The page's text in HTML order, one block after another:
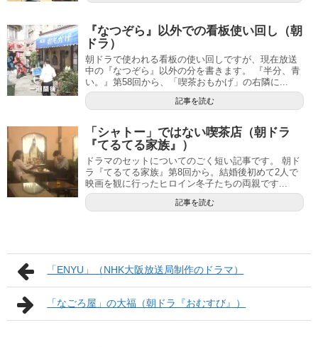
『なつぞら』以外での看板使い回し（朝
ドラ）
朝ドラで使われる看板の使い回しですが、現在放送
中の『なつぞら』以外の分を書きます。 『半分、青
い。』第58回から、「喫茶おもかげ」の右隣に...
記事を読む
「シャトー」ではない喫茶店（朝ドラ
『てるてる家族』）
ドラマのセットについてのごく短い記事です。 朝ド
ラ『てるてる家族』第8回から。結婚後初めて2人で
映画を観に行ったヒロイン冬子たちの両親です...
記事を読む
「ENYU」（NHK大阪放送局制作のドラマ）
「なごろ屋」の大福（朝ドラ『おむすび』）